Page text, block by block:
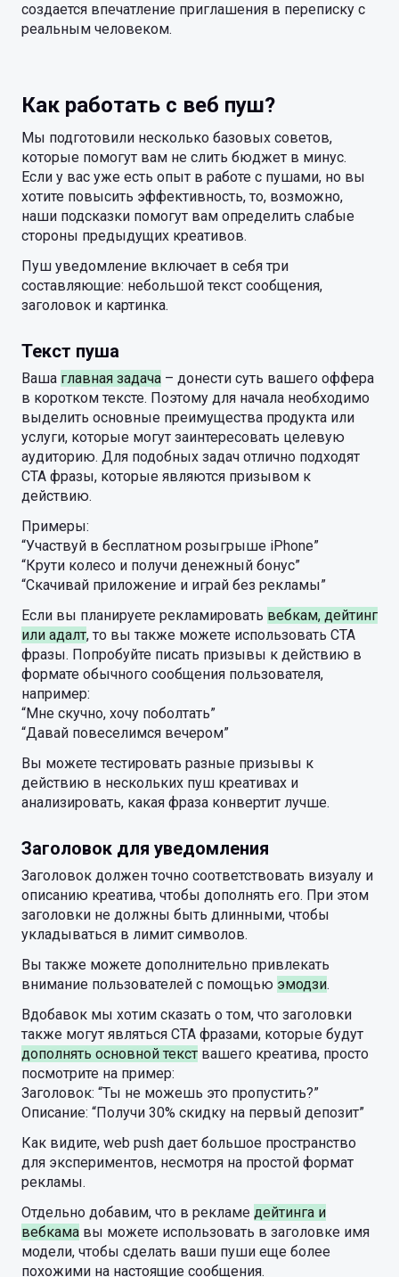
создается впечатление приглашения в переписку с
реальным человеком.
Как работать с веб пуш?
Мы подготовили несколько базовых советов,
которые помогут вам не слить бюджет в минус.
Если у вас уже есть опыт в работе с пушами, но вы
хотите повысить эффективность, то, возможно,
наши подсказки помогут вам определить слабые
стороны предыдущих креативов.
Пуш уведомление включает в себя три
составляющие: небольшой текст сообщения,
заголовок и картинка.
Текст пуша
Ваша главная задача – донести суть вашего оффера
в коротком тексте. Поэтому для начала необходимо
выделить основные преимущества продукта или
услуги, которые могут заинтересовать целевую
аудиторию. Для подобных задач отлично подходят
CTA фразы, которые являются призывом к
действию.
Примеры:
“Участвуй в бесплатном розыгрыше iPhone”
“Крути колесо и получи денежный бонус”
“Скачивай приложение и играй без рекламы”
Если вы планируете рекламировать вебкам, дейтинг
или адалт, то вы также можете использовать CTA
фразы. Попробуйте писать призывы к действию в
формате обычного сообщения пользователя,
например:
“Мне скучно, хочу поболтать”
“Давай повеселимся вечером”
Вы можете тестировать разные призывы к
действию в нескольких пуш креативах и
анализировать, какая фраза конвертит лучше.
Заголовок для уведомления
Заголовок должен точно соответствовать визуалу и
описанию креатива, чтобы дополнять его. При этом
заголовки не должны быть длинными, чтобы
укладываться в лимит символов.
Вы также можете дополнительно привлекать
внимание пользователей с помощью эмодзи.
Вдобавок мы хотим сказать о том, что заголовки
также могут являться CTA фразами, которые будут
дополнять основной текст вашего креатива, просто
посмотрите на пример:
Заголовок: “Ты не можешь это пропустить?”
Описание: “Получи 30% скидку на первый депозит”
Как видите, web push дает большое пространство
для экспериментов, несмотря на простой формат
рекламы.
Отдельно добавим, что в рекламе дейтинга и
вебкама вы можете использовать в заголовке имя
модели, чтобы сделать ваши пуши еще более
похожими на настоящие сообщения.